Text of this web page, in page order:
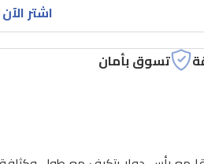
اشتر الآن
تسوق بأمان